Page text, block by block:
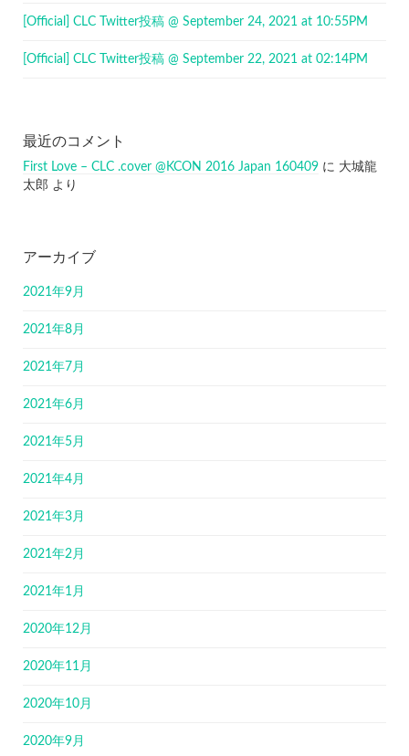
[Official] CLC Twitter投稿 @ September 24, 2021 at 10:55PM
[Official] CLC Twitter投稿 @ September 22, 2021 at 02:14PM
最近のコメント
First Love – CLC .cover @KCON 2016 Japan 160409 に 大城龍
太郎 より
アーカイブ
2021年9月
2021年8月
2021年7月
2021年6月
2021年5月
2021年4月
2021年3月
2021年2月
2021年1月
2020年12月
2020年11月
2020年10月
2020年9月